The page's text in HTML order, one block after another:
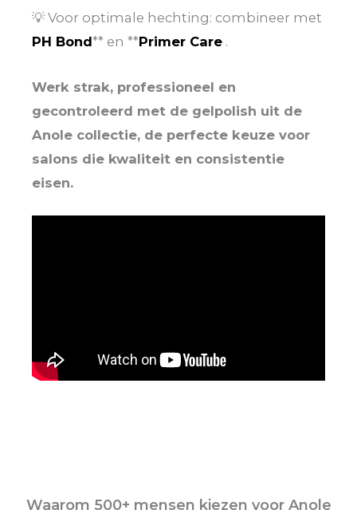
💡 Voor optimale hechting: combineer met
PH Bond** en **Primer Care .
Werk strak, professioneel en
gecontroleerd met de gelpolish uit de
Anole collectie, de perfecte keuze voor
salons die kwaliteit en consistentie
eisen.
Waarom 500+ mensen kiezen voor Anole